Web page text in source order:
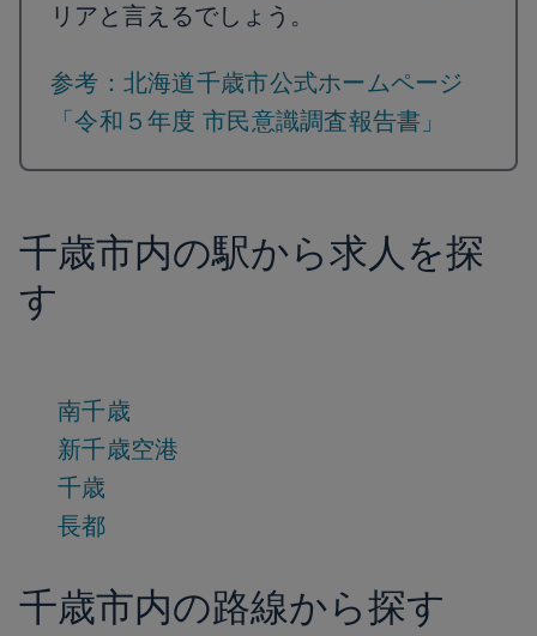
リアと言えるでしょう。
参考：北海道千歳市公式ホームページ
「令和５年度 市民意識調査報告書」
千歳市内の駅から求人を探
す
南千歳
新千歳空港
千歳
長都
千歳市内の路線から探す